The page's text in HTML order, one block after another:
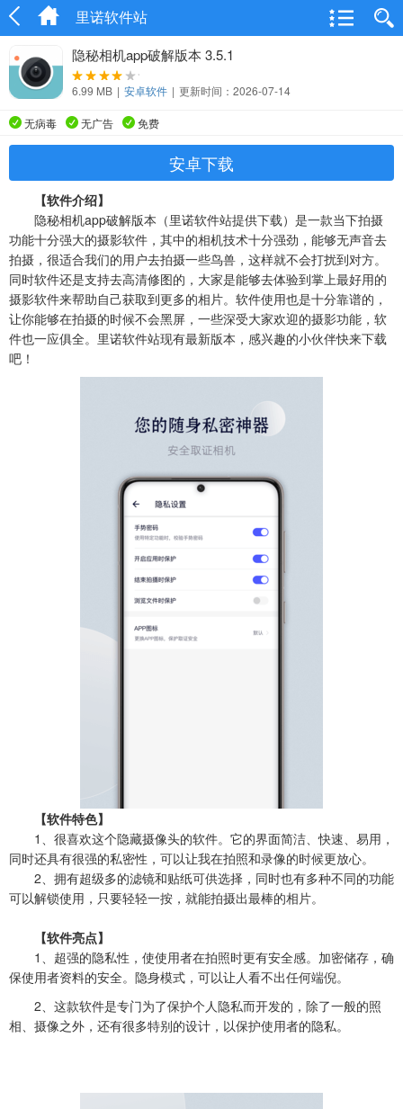
里诺软件站
隐秘相机app破解版本 3.5.1
6.99 MB | 安卓软件 | 更新时间：2026-07-14
无病毒 无广告 免费
安卓下载
【软件介绍】
隐秘相机app破解版本（里诺软件站提供下载）是一款当下拍摄
功能十分强大的摄影软件，其中的相机技术十分强劲，能够无声音去
拍摄，很适合我们的用户去拍摄一些鸟兽，这样就不会打扰到对方。
同时软件还是支持去高清修图的，大家是能够去体验到掌上最好用的
摄影软件来帮助自己获取到更多的相片。软件使用也是十分靠谱的，
让你能够在拍摄的时候不会黑屏，一些深受大家欢迎的摄影功能，软
件也一应俱全。里诺软件站现有最新版本，感兴趣的小伙伴快来下载
吧！
【软件特色】
1、很喜欢这个隐藏摄像头的软件。它的界面简洁、快速、易用，
同时还具有很强的私密性，可以让我在拍照和录像的时候更放心。
2、拥有超级多的滤镜和贴纸可供选择，同时也有多种不同的功能
可以解锁使用，只要轻轻一按，就能拍摄出最棒的相片。
【软件亮点】
1、超强的隐私性，使使用者在拍照时更有安全感。加密储存，确
保使用者资料的安全。隐身模式，可以让人看不出任何端倪。
2、这款软件是专门为了保护个人隐私而开发的，除了一般的照
相、摄像之外，还有很多特别的设计，以保护使用者的隐私。